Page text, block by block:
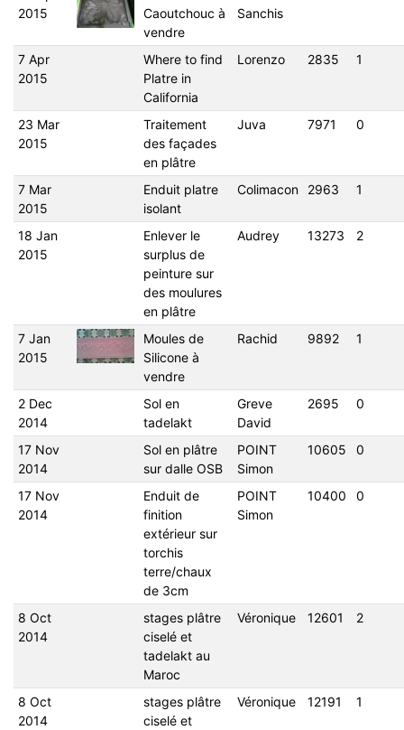
2015
Caoutchouc à
vendre
Sanchis
7 Apr
2015
Where to find
Platre in
California
Lorenzo 2835 1
23 Mar
2015
Traitement
des façades
en plâtre
Juva 7971 0
7 Mar
2015
Enduit platre
isolant
Colimacon 2963 1
18 Jan
2015
Enlever le
surplus de
peinture sur
des moulures
en plâtre
Audrey 13273 2
7 Jan
2015
Moules de
Silicone à
vendre
Rachid 9892 1
2 Dec
2014
Sol en
tadelakt
Greve
David
2695 0
17 Nov
2014
Sol en plâtre
sur dalle OSB
POINT
Simon
10605 0
17 Nov
2014
Enduit de
finition
extérieur sur
torchis
terre/chaux
de 3cm
POINT
Simon
10400 0
8 Oct
2014
stages plâtre
ciselé et
tadelakt au
Maroc
Véronique 12601 2
8 Oct
2014
stages plâtre
ciselé et
Véronique 12191 1